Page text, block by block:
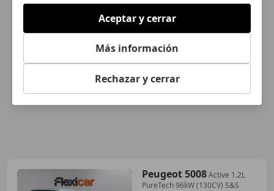
Peugeot 5008Active 1.2L
PureTech 96kW (130CV) S&S
Aceptar y cerrar
Más información
Rechazar y cerrar